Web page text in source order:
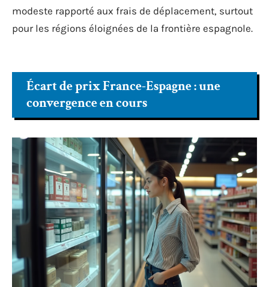
modeste rapporté aux frais de déplacement, surtout
pour les régions éloignées de la frontière espagnole.
Écart de prix France-Espagne : une
convergence en cours